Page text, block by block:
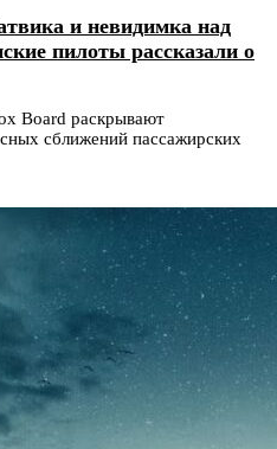
и невидимка над
пилоты рассказали о
Board раскрывают
сближений пассажирских